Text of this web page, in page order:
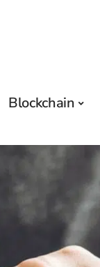
Blockchain